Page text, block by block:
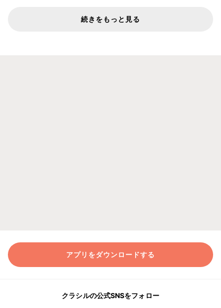
続きをもっと見る
アプリをダウンロードする
クラシルの公式SNSをフォロー